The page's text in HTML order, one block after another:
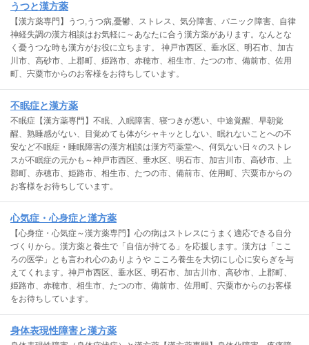
うつと漢方薬
【漢方薬専門】うつ,うつ病,憂鬱、ストレス、気分障害、パニック障害、自律
神経失調の漢方相談はお気軽に～あなたに合う漢方薬があります。なんとな
く憂うつな時も漢方がお役に立ちます。 神戸市西区、垂水区、明石市、加古
川市、高砂市、上郡町、姫路市、赤穂市、相生市、たつの市、備前市、佐用
町、宍粟市からのお客様をお待ちしています。
不眠症と漢方薬
不眠症【漢方薬専門】不眠、入眠障害、寝つきが悪い、中途覚醒、早朝覚
醒、熟睡感がない、目覚めても体がシャキッとしない、眠れないことへの不
安など不眠症・睡眠障害の漢方相談は漢方芍薬堂へ、何気ない日々のストレ
スが不眠症の元かも～神戸市西区、垂水区、明石市、加古川市、高砂市、上
郡町、赤穂市、姫路市、相生市、たつの市、備前市、佐用町、宍粟市からの
お客様をお待ちしています。
心気症・心身症と漢方薬
【心身症・心気症～漢方薬専門】心の病はストレスにうまく適応できる自分
づくりから。漢方薬と養生で「自信が持てる」を応援します。漢方は「ここ
ろの医学」とも言われ心のありようや こころ養生を大切にし心に安らぎを与
えてくれます。神戸市西区、垂水区、明石市、加古川市、高砂市、上郡町、
姫路市、赤穂市、相生市、たつの市、備前市、佐用町、宍粟市からのお客様
をお待ちしています。
身体表現性障害と漢方薬